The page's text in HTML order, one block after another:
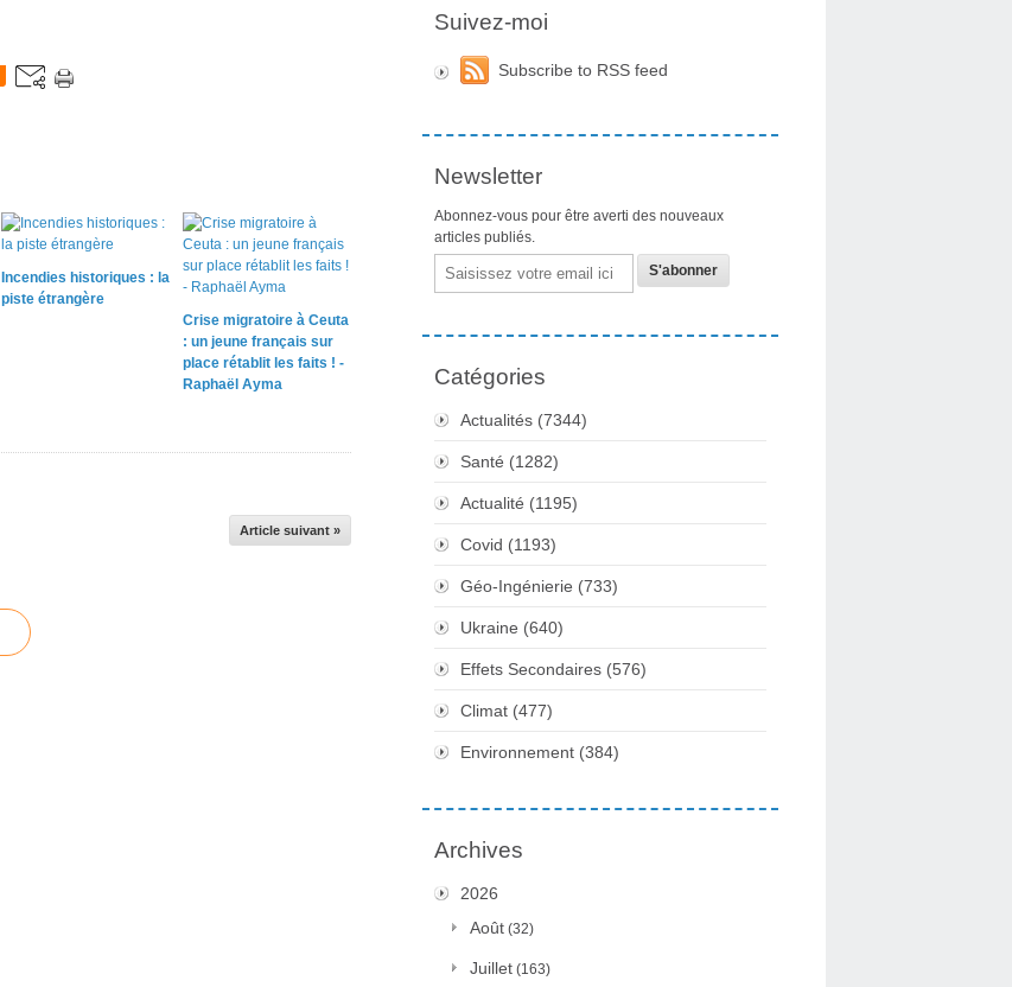
Incendies historiques : la
piste étrangère
Crise migratoire à Ceuta
: un jeune français sur
place rétablit les faits ! -
Raphaël Ayma
Article suivant »
Suivez-moi
Subscribe to RSS feed
Newsletter
Abonnez-vous pour être averti des nouveaux
articles publiés.
Email
Catégories
Actualités (7344)
Santé (1282)
Actualité (1195)
Covid (1193)
Géo-Ingénierie (733)
Ukraine (640)
Effets Secondaires (576)
Climat (477)
Environnement (384)
Archives
2026
Août (32)
Juillet (163)